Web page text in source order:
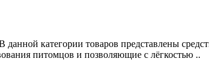
категории товаров представлены
питомцов и позволяющие с лёгкостью ..